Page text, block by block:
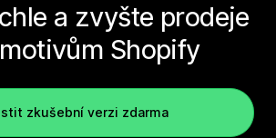
a zvyšte prodeje
Shopify
zkušební verzi zdarma